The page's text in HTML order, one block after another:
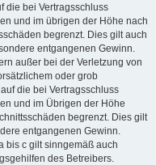
die bei Vertragsschluss
und im übrigen der Höhe nach
begrenzt. Dies gilt auch
entgangenen Gewinn.
außer bei der Verletzung von
oder grob
die bei Vertragsschluss
und im Übrigen der Höhe
begrenzt. Dies gilt
entgangenen Gewinn.
bis c gilt sinngemäß auch
des Betreibers.